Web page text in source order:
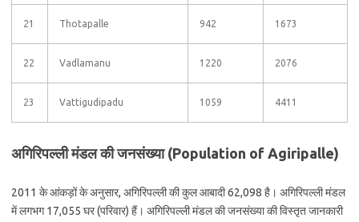
21 Thotapalle 942 1673
22 Vadlamanu 1220 2076
23 Vattigudipadu 1059 4411
अगिरिपल्ली मंडल की जनसंख्या (Population of Agiripalle)
2011 के आंकड़ों के अनुसार, अगिरिपल्ली की कुल आबादी 62,098 है। अगिरिपल्ली मंडल
में लगभग 17,055 घर (परिवार) हैं। अगिरिपल्ली मंडल की जनसंख्या की विस्तृत जानकारी